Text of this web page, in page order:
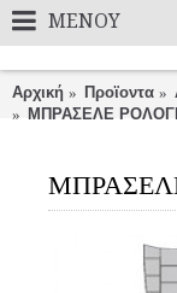
MENOY
Αρχική Προϊοντα
ΜΠΡΑΣΕΛΕ